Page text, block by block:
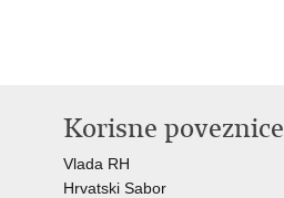
Korisne poveznice
Vlada RH
Hrvatski Sabor